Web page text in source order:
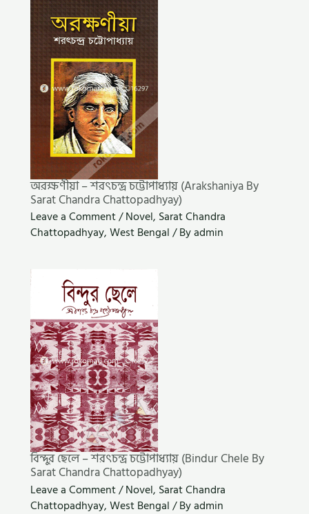
অরক্ষণীয়া – শরৎচন্দ্র চট্টোপাধ্যায় (Arakshaniya By
Sarat Chandra Chattopadhyay)
Leave a Comment/Novel, Sarat Chandra
Chattopadhyay,West Bengal/ Byadmin
বিন্দুর ছেলে – শরৎচন্দ্র চট্টোপাধ্যায় (Bindur Chele By
Sarat Chandra Chattopadhyay)
Leave a Comment/Novel, Sarat Chandra
Chattopadhyay,West Bengal/ Byadmin